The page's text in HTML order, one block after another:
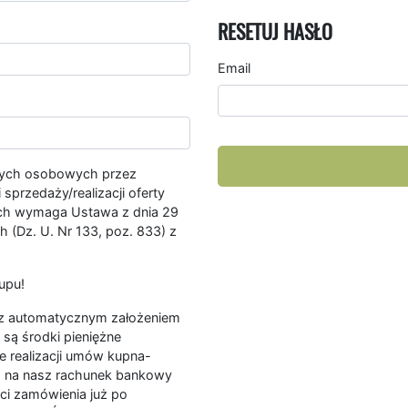
osobowych przez
sprzedaży/realizacji oferty
wymaga Ustawa z dnia 29
(Dz. U. Nr 133, poz. 833) z
automatycznym założeniem
środki pieniężne
realizacji umów kupna-
nasz rachunek bankowy
zamówienia już po
RESETUJ HASŁO
Email